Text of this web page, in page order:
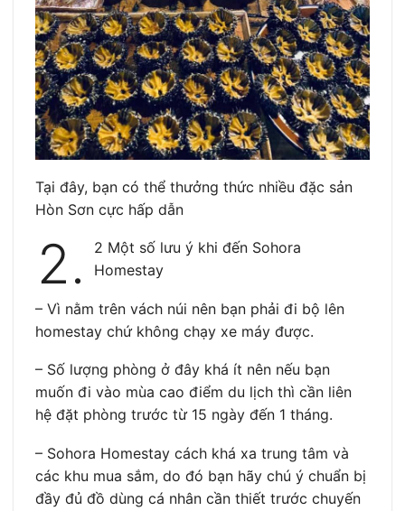
Tại đây, bạn có thể thưởng thức nhiều đặc sản
Hòn Sơn cực hấp dẫn
2.
2 Một số lưu ý khi đến Sohora
Homestay
– Vì nằm trên vách núi nên bạn phải đi bộ lên
homestay chứ không chạy xe máy được.
– Số lượng phòng ở đây khá ít nên nếu bạn
muốn đi vào mùa cao điểm du lịch thì cần liên
hệ đặt phòng trước từ 15 ngày đến 1 tháng.
– Sohora Homestay cách khá xa trung tâm và
các khu mua sắm, do đó bạn hãy chú ý chuẩn bị
đầy đủ đồ dùng cá nhân cần thiết trước chuyến